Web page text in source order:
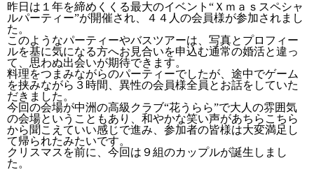
昨日は１年を締めくくる最大のイベント“Ｘｍａｓスペシャ
ルパーティー”が開催され、４４人の会員様が参加されまし
た。
このようなパーティーやバスツアーは、写真とプロフィー
ルを基に気になる方へお見合いを申込む通常の婚活と違っ
て、思わぬ出会いが期待できます。
料理をつまみながらのパーティーでしたが、途中でゲーム
を挟みながら３時間、異性の会員様全員とお話をしていた
だきました。
今回の会場が中洲の高級クラブ“花うらら”で大人の雰囲気
の会場ということもあり、和やかな笑い声があちらこちら
から聞こえていい感じで進み、参加者の皆様は大変満足し
て帰られたみたいです。
クリスマスを前に、今回は９組のカップルが誕生しまし
た。